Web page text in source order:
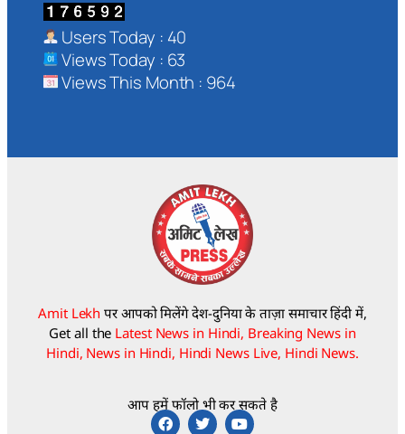
Users Today : 40
Views Today : 63
Views This Month : 964
Amit Lekh पर आपको मिलेंगे देश-दुनिया के ताज़ा समाचार हिंदी में,
Get all the Latest News in Hindi, Breaking News in
Hindi, News in Hindi, Hindi News Live, Hindi News.
आप हमें फॉलो भी कर सकते है